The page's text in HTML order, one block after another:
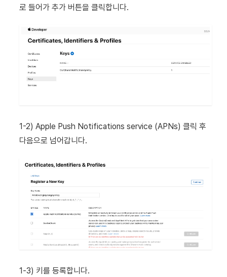
로 들어가 추가 버튼을 클릭합니다.
1-2) Apple Push Notifications service (APNs) 클릭 후
다음으로 넘어갑니다.
1-3) 키를 등록합니다.